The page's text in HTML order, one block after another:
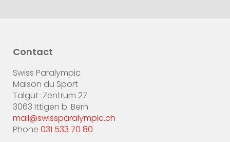
Contact
Swiss Paralympic
Maison du Sport
Talgut-Zentrum 27
3063 Ittigen b. Bern
mail@swissparalympic.ch
Phone 031 533 70 80